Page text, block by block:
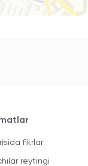
fikrlar
reytingi